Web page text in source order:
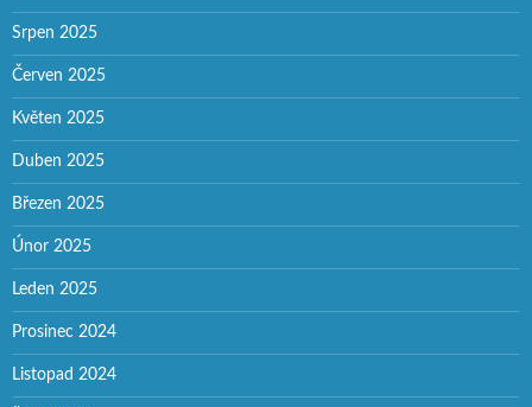
Srpen 2025
Červen 2025
Květen 2025
Duben 2025
Březen 2025
Únor 2025
Leden 2025
Prosinec 2024
Listopad 2024